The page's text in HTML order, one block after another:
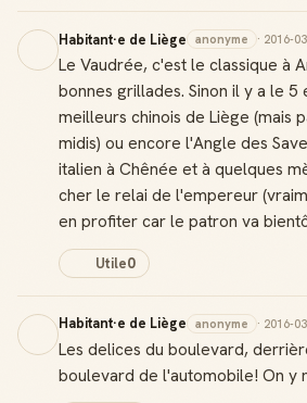
Habitant·e de Liège anonyme · 2016-
Le Vaudrée, c'est le classique à
bonnes grillades. Sinon il y a le 5
meilleurs chinois de Liège (mais
midis) ou encore l'Angle des
italien à Chênée et à quelques
cher le relai de l'empereur
en profiter car le patron va
Utile0
Habitant·e de Liège anonyme · 2016-
Les delices du boulevard,
boulevard de l'automobile! On y